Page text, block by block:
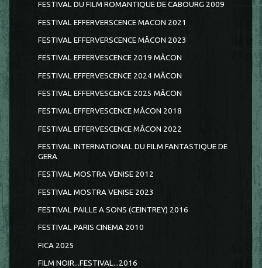
FESTIVAL DU FILM ROMANTIQUE DE CABOURG 2009
FESTIVAL EFFERVERSCENCE MACON 2021
FESTIVAL EFFERVERSCENCE MÂCON 2023
FESTIVAL EFFERVESCENCE 2019 MÂCON
FESTIVAL EFFERVESCENCE 2024 MÂCON
FESTIVAL EFFERVESCENCE 2025 MÂCON
FESTIVAL EFFERVESCENCE MÂCON 2018
FESTIVAL EFFERVESCENCE MÂCON 2022
FESTIVAL INTERNATIONAL DU FILM FANTASTIQUE DE
GERA
FESTIVAL MOSTRA VENISE 2012
FESTIVAL MOSTRA VENISE 2023
FESTIVAL PAILLE A SONS (CEINTREY) 2016
FESTIVAL PARIS CINEMA 2010
FICA 2025
FILM NOIR...FESTIVAL...2016